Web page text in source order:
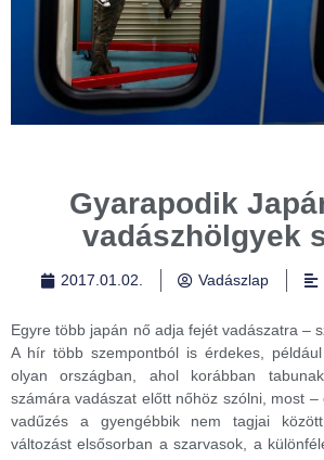
Gyarapodik
vadászhölgyek
2017.01.02. Vadászlap
Egyre több japán nő adja fejét vadászatra –
A hír több szempontból is érdekes,
olyan országban, ahol korábban
számára vadászat előtt nőhöz szólni, most
vadűzés a gyengébbik nem tagjai
változást elsősorban a szarvasok, a